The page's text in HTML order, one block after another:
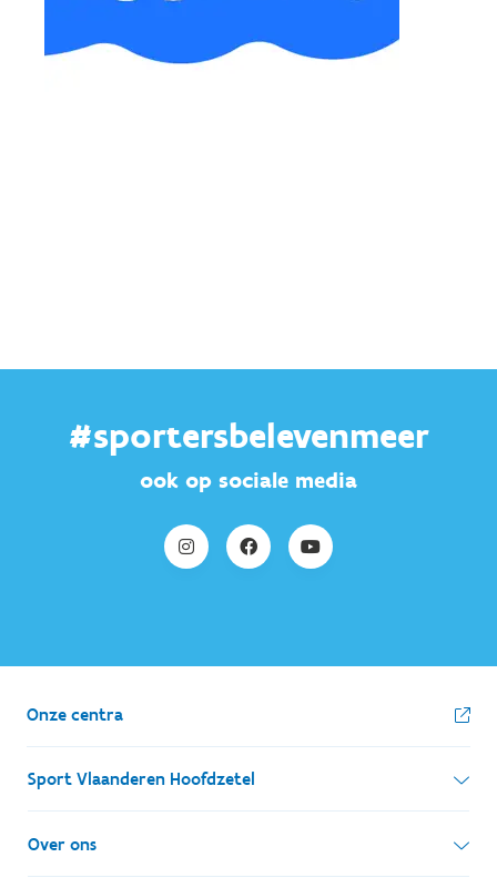
#sportersbelevenmeer
ook op sociale media
Onze centra
Sport Vlaanderen Hoofdzetel
Simon Bolivarlaan 17
1000 Brussel
Over ons